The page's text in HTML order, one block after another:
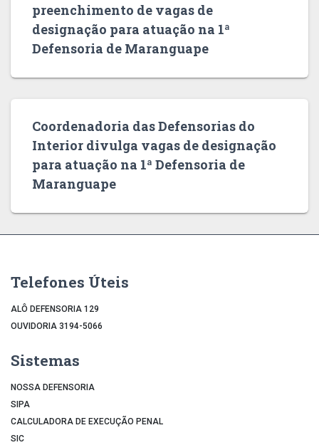
preenchimento de vagas de
designação para atuação na 1ª
Defensoria de Maranguape
Coordenadoria das Defensorias do
Interior divulga vagas de designação
para atuação na 1ª Defensoria de
Maranguape
Telefones Úteis
ALÔ DEFENSORIA 129
OUVIDORIA 3194-5066
Sistemas
NOSSA DEFENSORIA
SIPA
CALCULADORA DE EXECUÇÃO PENAL
SIC